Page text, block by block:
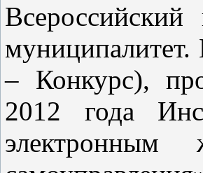
Всероссийский
муниципалитет.
– Конкурс),
2012 года
электронным